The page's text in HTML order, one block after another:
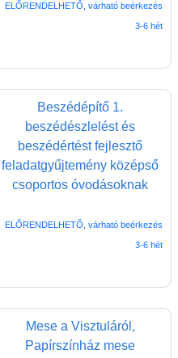
ELŐRENDELHETŐ, várható beérkezés
3-6 hét
Beszédépítő 1.
beszédészlelést és
beszédértést fejlesztő
feladatgyűjtemény középső
csoportos óvodásoknak
ELŐRENDELHETŐ, várható beérkezés
3-6 hét
Mese a Visztuláról,
Papírszínház mese